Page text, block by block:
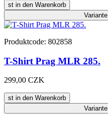
st in den Warenkorb
Variante
Produktcode: 802858
T-Shirt Prag MLR 285.
299,00 CZK
st in den Warenkorb
Variante